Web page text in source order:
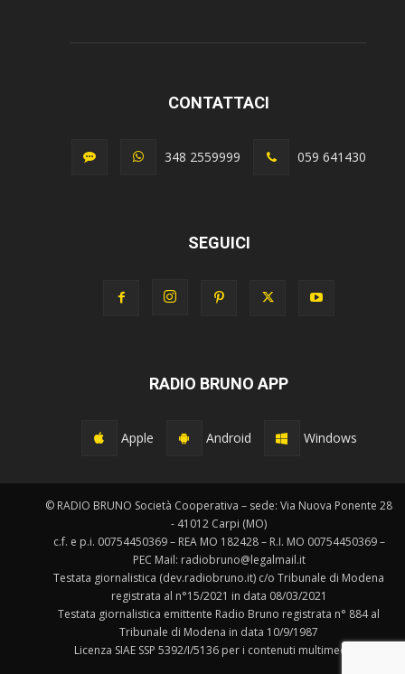
CONTATTACI
348 2559999 059 641430
SEGUICI
RADIO BRUNO APP
Apple Android Windows
© RADIO BRUNO Società Cooperativa – sede: Via Nuova Ponente 28
- 41012 Carpi (MO)
c.f. e p.i. 00754450369 – REA MO 182428 – R.I. MO 00754450369 –
PEC Mail: radiobruno@legalmail.it
Testata giornalistica (dev.radiobruno.it) c/o Tribunale di Modena
registrata al n°15/2021 in data 08/03/2021
Testata giornalistica emittente Radio Bruno registrata n° 884 al
Tribunale di Modena in data 10/9/1987
Licenza SIAE SSP 5392/I/5136 per i contenuti multimediali.